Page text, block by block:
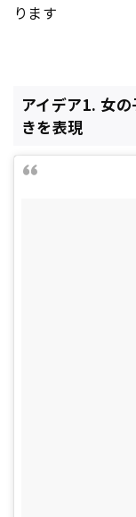
ります
アイデア1. 女
きを表現